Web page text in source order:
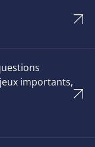
importants,